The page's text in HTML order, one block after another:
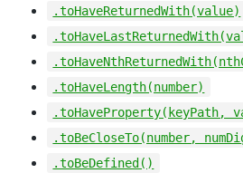
.toHaveReturnedWith(value)
.toHaveLength(number)
.toHaveProperty(keyPath,
.toBeCloseTo(number,
.toBeDefined()